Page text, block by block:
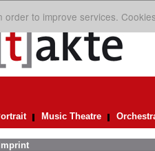
to improve services.
Music Theatre
Imprint